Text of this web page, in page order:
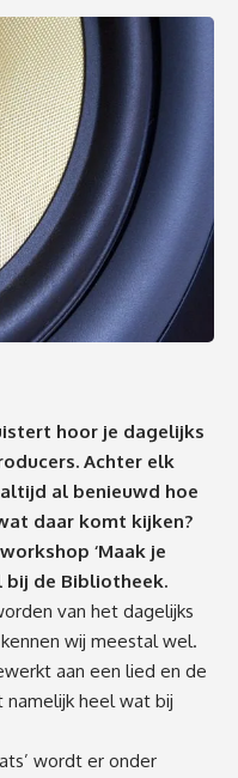
hoor je dagelijks
Achter elk
al benieuwd hoe
daar komt kijken?
‘Maak je
bij de Bibliotheek.
van het dagelijks
wij meestal wel.
aan een lied en de
namelijk heel wat bij
wordt er onder